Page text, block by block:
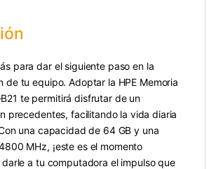
para dar el siguiente paso en la
de tu equipo. Adoptar la HPE Memoria
te permitirá disfrutar de un
precedentes, facilitando la vida diaria
una capacidad de 64 GB y una
MHz, ¡este es el momento
a tu computadora el impulso que